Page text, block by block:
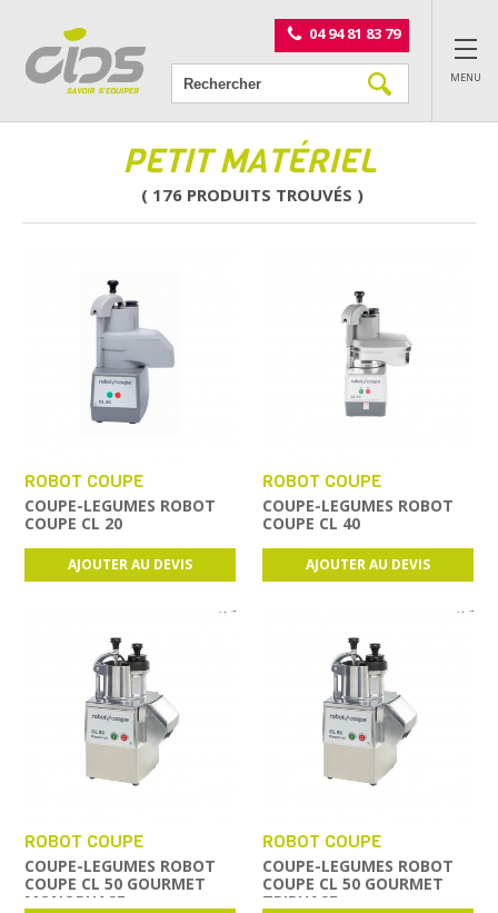
04 94 81 83 79
MENU
PETIT MATÉRIEL
( 176 PRODUITS TROUVÉS )
ROBOT COUPE
COUPE-LEGUMES ROBOT
COUPE CL 20
AJOUTER AU DEVIS
ROBOT COUPE
COUPE-LEGUMES ROBOT
COUPE CL 40
AJOUTER AU DEVIS
ROBOT COUPE
COUPE-LEGUMES ROBOT
COUPE CL 50 GOURMET
MONOPHASE
ROBOT COUPE
COUPE-LEGUMES ROBOT
COUPE CL 50 GOURMET
TRIPHASE